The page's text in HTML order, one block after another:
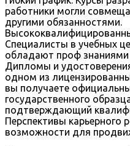
работники могли
другими обязанностями.
Специалисты в учебных
обладают проф
Дипломы и
одном из
вы получаете
государственного
подтверждающий
Перспективы карьерного
возможности для